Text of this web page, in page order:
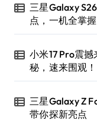
三星Galaxy
点，一机全掌握
小米17 Pro震
秘，速来围观！
三星Galaxy Z
带你探新亮点